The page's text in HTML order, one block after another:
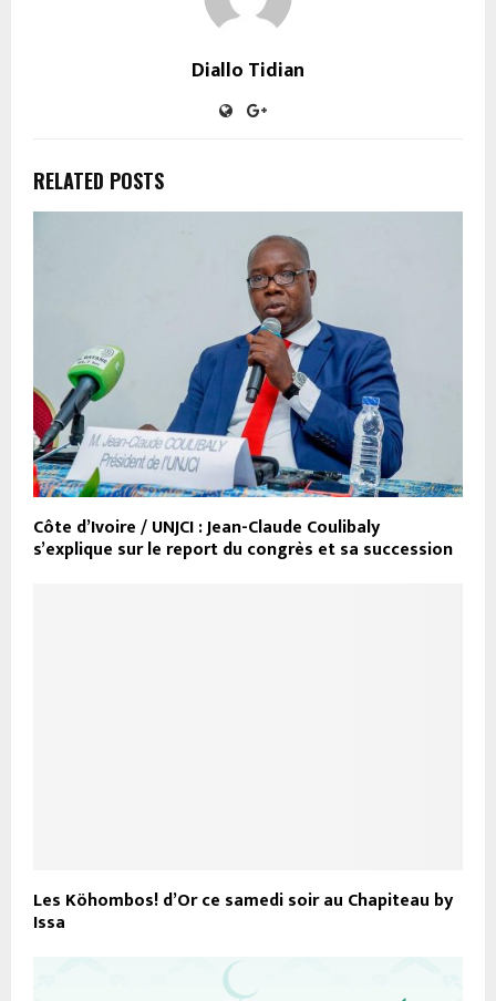
Diallo Tidian
RELATED POSTS
Côte d’Ivoire / UNJCI : Jean-Claude Coulibaly
s’explique sur le report du congrès et sa succession
Les Köhombos! d’Or ce samedi soir au Chapiteau by
Issa